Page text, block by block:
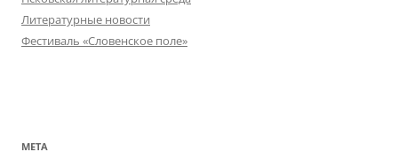
Литературные новости
Фестиваль «Словенское поле»
МЕТА